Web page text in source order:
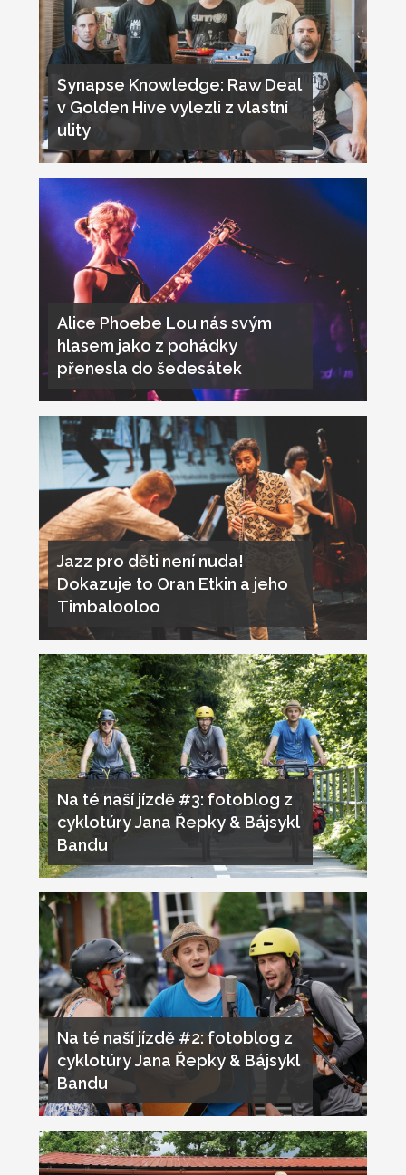
Synapse Knowledge: Raw Deal
v Golden Hive vylezli z vlastní
ulity
Alice Phoebe Lou nás svým
hlasem jako z pohádky
přenesla do šedesátek
Jazz pro děti není nuda!
Dokazuje to Oran Etkin a jeho
Timbalooloo
Na té naší jízdě #3: fotoblog z
cyklotúry Jana Řepky & Bájsykl
Bandu
Na té naší jízdě #2: fotoblog z
cyklotúry Jana Řepky & Bájsykl
Bandu